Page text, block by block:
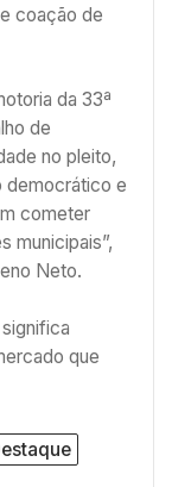
coação de
da 33ª
de
no pleito,
democrático e
cometer
municipais”,
Neto.
que